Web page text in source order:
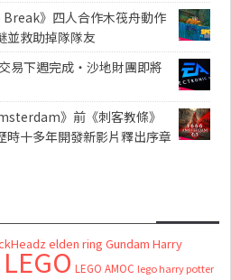
Break》四人合作木筏舟動作
並救助掉隊隊友
易下週完成・沙地財團即將
》前《刺客教條》
時十多年開發新影片釋出序章
elden ring Gundam Harry
LEGO LEGO AMOC lego harry potter